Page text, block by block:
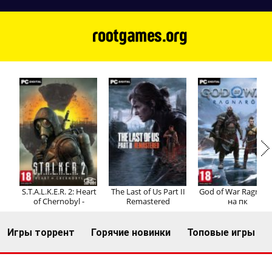
Регистрация Вход
S.T.A.L.K.E.R. 2: Heart
of Chernobyl -
The Last of Us Part II
Remastered
God of War
на пк
Игры торрент Горячие новинки Топовые игры